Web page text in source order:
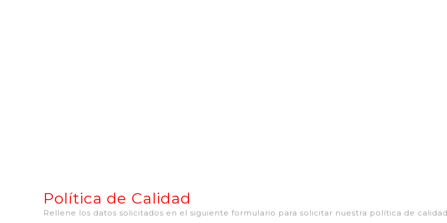
Política de Calidad
Rellene los datos solicitados en el siguiente formulario para solicitar nuestra política de